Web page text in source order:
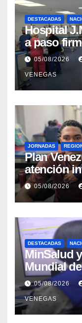
DESTACADAS
Hospital
a paso
tras los
sísmicos
05/08/2026
VENEGAS
JORNADAS
​Plan
atención
evaluación
Aragua
05/08/2026
DESTACADAS
MinSalud
Mundial
propuesta
materia de
higiene
sísmica
05/08/2026
VENEGAS